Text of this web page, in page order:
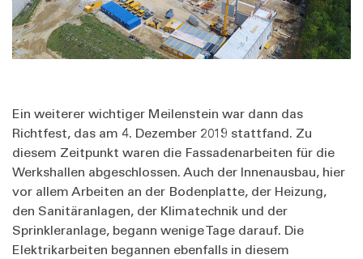
Ein weiterer wichtiger Meilenstein war dann das
Richtfest, das am 4. Dezember 2019 stattfand. Zu
diesem Zeitpunkt waren die Fassadenarbeiten für die
Werkshallen abgeschlossen. Auch der Innenausbau, hier
vor allem Arbeiten an der Bodenplatte, der Heizung,
den Sanitäranlagen, der Klimatechnik und der
Sprinkleranlage, begann wenige Tage darauf. Die
Elektrikarbeiten begannen ebenfalls in diesem